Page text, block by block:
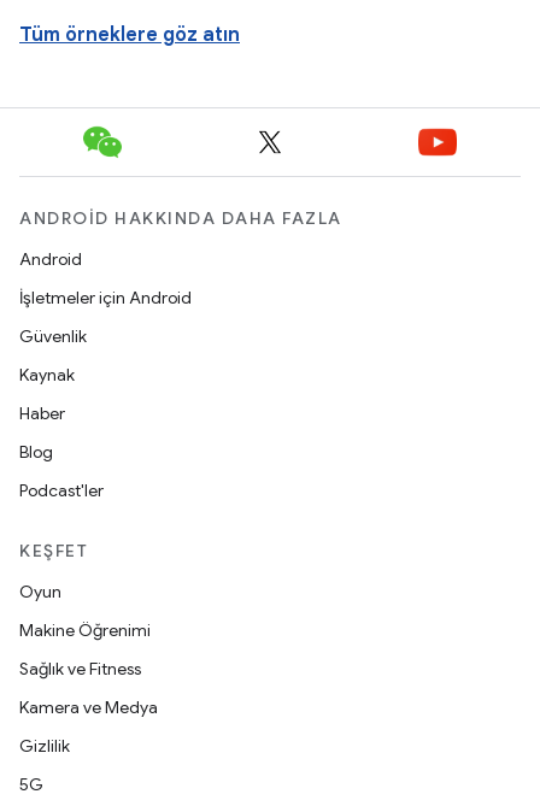
Tüm örneklere göz atın
ANDROID HAKKINDA DAHA FAZLA
Android
İşletmeler için Android
Güvenlik
Kaynak
Haber
Blog
Podcast'ler
KEŞFET
Oyun
Makine Öğrenimi
Sağlık ve Fitness
Kamera ve Medya
Gizlilik
5G